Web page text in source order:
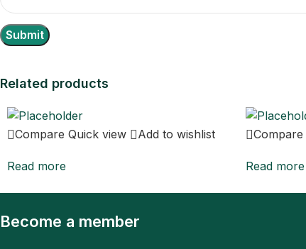
Related products
Compare Quick view Add to wishlist
Read more
Compare
Read more
Become a member